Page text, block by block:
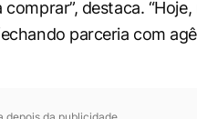
destaca.
parceria com